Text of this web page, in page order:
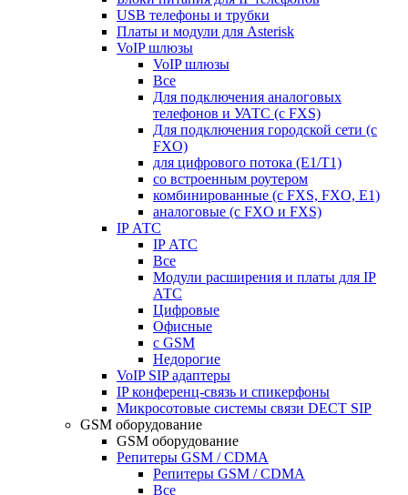
USB телефоны и трубки
Платы и модули для Asterisk
VoIP шлюзы
VoIP шлюзы
Все
Для подключения аналоговых
телефонов и УАТС (с FXS)
Для подключения городской сети (с
FXO)
для цифрового потока (E1/T1)
со встроенным роутером
комбинированные (c FXS, FXO, E1)
аналоговые (с FXO и FXS)
IP АТС
IP АТС
Все
Модули расширения и платы для IP
АТС
Цифровые
Офисные
с GSM
Недорогие
VoIP SIP адаптеры
IP конференц-связь и спикерфоны
Микросотовые системы связи DECT SIP
GSM оборудование
GSM оборудование
Репитеры GSM / CDMA
Репитеры GSM / CDMA
Все